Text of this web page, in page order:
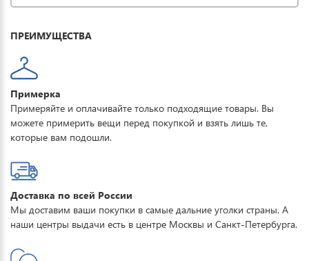
Отличная модель для занятия зимними видами спорта и
ПРЕИМУЩЕСТВА
Примерка
Примеряйте и оплачивайте только подходящие товары. Вы
можете примерить вещи перед покупкой и взять лишь те,
которые вам подошли.
Доставка по всей России
Мы доставим ваши покупки в самые дальние уголки страны. А
наши центры выдачи есть в центре Москвы и Санкт-Петербурга.